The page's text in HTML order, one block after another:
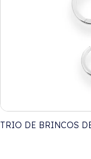
TRIO DE BRINCOS